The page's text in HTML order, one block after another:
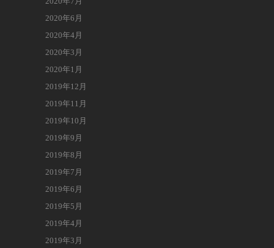
2020年6月
2020年4月
2020年3月
2020年1月
2019年12月
2019年11月
2019年10月
2019年9月
2019年8月
2019年7月
2019年6月
2019年5月
2019年4月
2019年3月